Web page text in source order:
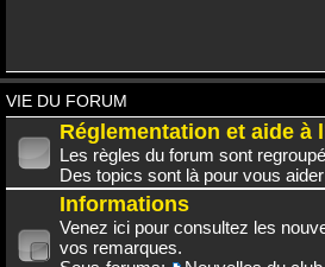
VIE DU FORUM
Réglementation et aide à
Les règles du forum sont
Des topics sont là pour vous
Informations
Venez ici pour consultez les
vos remarques.